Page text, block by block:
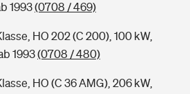
1993(0708 / 469)
HO 202 (C 200), 100 kW,
1993(0708 / 480)
HO (C 36 AMG), 206 kW,